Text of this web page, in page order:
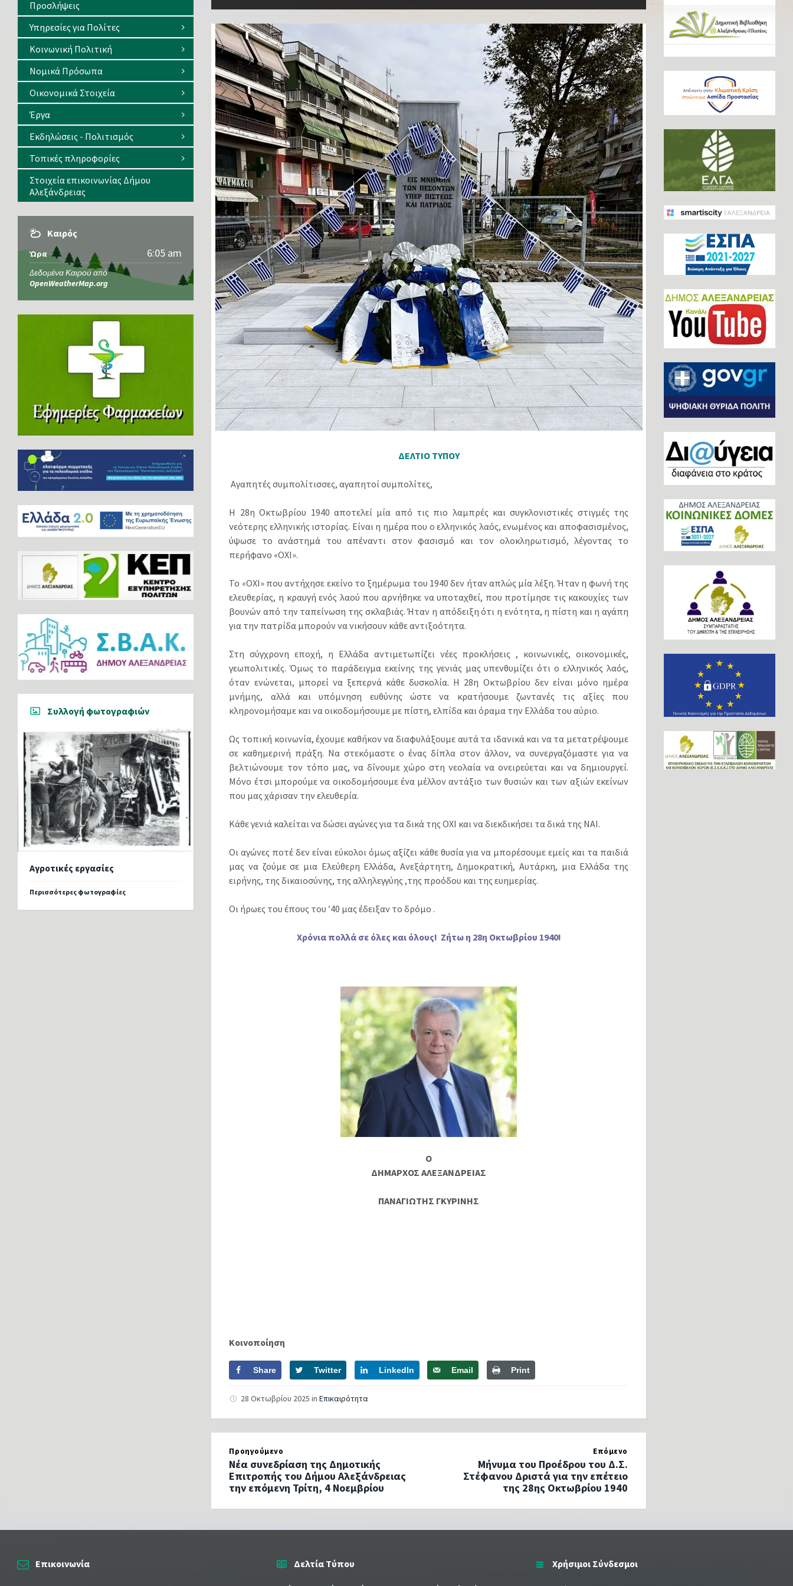
ΔΕΛΤΙΟ ΤΥΠΟΥ
Αγαπητές συμπολίτισσες, αγαπητοί συμπολίτες,
Η 28η Οκτωβρίου 1940 αποτελεί μία από τις πιο λαμπρές και συγκλονιστικές στιγμές της
νεότερης ελληνικής ιστορίας. Είναι η ημέρα που ο ελληνικός λαός, ενωμένος και αποφασισμένος,
ύψωσε το ανάστημά του απέναντι στον φασισμό και τον ολοκληρωτισμό, λέγοντας το
περήφανο «ΟΧΙ».
Το «ΟΧΙ» που αντήχησε εκείνο το ξημέρωμα του 1940 δεν ήταν απλώς μία λέξη. Ήταν η φωνή της
ελευθερίας, η κραυγή ενός λαού που αρνήθηκε να υποταχθεί, που προτίμησε τις κακουχίες των
βουνών από την ταπείνωση της σκλαβιάς. Ήταν η απόδειξη ότι η ενότητα, η πίστη και η αγάπη
για την πατρίδα μπορούν να νικήσουν κάθε αντιξοότητα.
Στη σύγχρονη εποχή, η Ελλάδα αντιμετωπίζει νέες προκλήσεις , κοινωνικές, οικονομικές,
γεωπολιτικές. Όμως το παράδειγμα εκείνης της γενιάς μας υπενθυμίζει ότι ο ελληνικός λαός,
όταν ενώνεται, μπορεί να ξεπερνά κάθε δυσκολία. Η 28η Οκτωβρίου δεν είναι μόνο ημέρα
μνήμης, αλλά και υπόμνηση ευθύνης ώστε να κρατήσουμε ζωντανές τις αξίες που
κληρονομήσαμε και να οικοδομήσουμε με πίστη, ελπίδα και όραμα την Ελλάδα του αύριο.
Ως τοπική κοινωνία, έχουμε καθήκον να διαφυλάξουμε αυτά τα ιδανικά και να τα μετατρέψουμε
σε καθημερινή πράξη. Να στεκόμαστε ο ένας δίπλα στον άλλον, να συνεργαζόμαστε για να
βελτιώνουμε τον τόπο μας, να δίνουμε χώρο στη νεολαία να ονειρεύεται και να δημιουργεί.
Μόνο έτσι μπορούμε να οικοδομήσουμε ένα μέλλον αντάξιο των θυσιών και των αξιών εκείνων
που μας χάρισαν την ελευθερία.
Κάθε γενιά καλείται να δώσει αγώνες για τα δικά της ΟΧΙ και να διεκδικήσει τα δικά της ΝΑΙ.
Οι αγώνες ποτέ δεν είναι εύκολοι όμως αξίζει κάθε θυσία για να μπορέσουμε εμείς και τα παιδιά
μας να ζούμε σε μια Ελεύθερη Ελλάδα, Ανεξάρτητη, Δημοκρατική, Αυτάρκη, μια Ελλάδα της
ειρήνης, της δικαιοσύνης, της αλληλεγγύης ,της προόδου και της ευημερίας.
Οι ήρωες του έπους του ’40 μας έδειξαν το δρόμο .
Χρόνια πολλά σε όλες και όλους! Ζήτω η 28η Οκτωβρίου 1940!
Ο
ΔΗΜΑΡΧΟΣ ΑΛΕΞΑΝΔΡΕΙΑΣ
ΠΑΝΑΓΙΩΤΗΣ ΓΚΥΡΙΝΗΣ
Κοινοποίηση
Share Twitter LinkedIn Email Print
28 Οκτωβρίου 2025inΕπικαιρότητα
Προηγούμενο
Νέα συνεδρίαση της Δημοτικής
Επιτροπής του Δήμου Αλεξάνδρειας
την επόμενη Τρίτη, 4 Νοεμβρίου
Επόμενο
Μήνυμα του Προέδρου του Δ.Σ.
Στέφανου Δριστά για την επέτειο
της 28ης Οκτωβρίου 1940
Προσλήψεις
Υπηρεσίες για Πολίτες
Κοινωνική Πολιτική
Νομικά Πρόσωπα
Οικονομικά Στοιχεία
Έργα
Εκδηλώσεις - Πολιτισμός
Τοπικές πληροφορίες
Στοιχεία επικοινωνίας Δήμου
Αλεξάνδρειας
Καιρός
Ώρα 6:05 am
Δεδομένα Καιρού από
OpenWeatherMap.org
Συλλογή φωτογραφιών
Αγροτικές εργασίες
Περισσότερες φωτογραφίες
Επικοινωνία Δελτία Τύπου Χρήσιμοι Σύνδεσμοι